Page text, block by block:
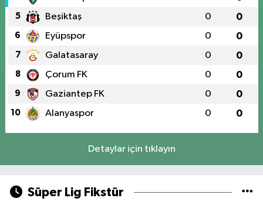
5 Beşiktaş 0 0
6 Eyüpspor 0 0
7 Galatasaray 0 0
8 Çorum FK 0 0
9 Gaziantep FK 0 0
10 Alanyaspor 0 0
Detaylar için tıklayın
Süper Lig Fikstür